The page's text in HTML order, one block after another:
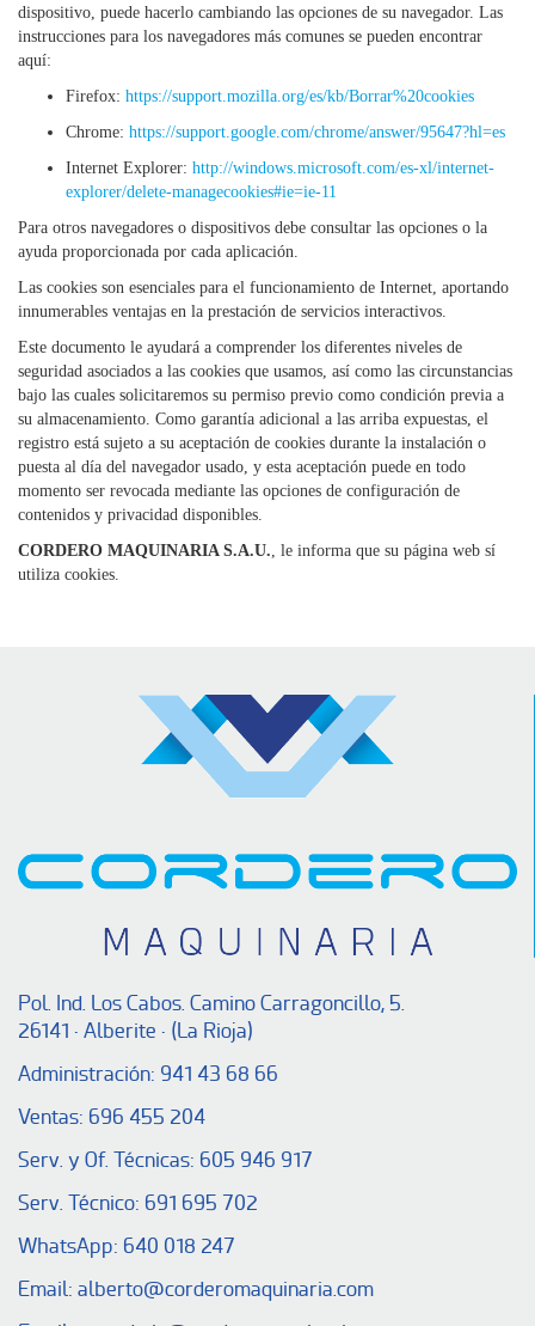
dispositivo, puede hacerlo cambiando las opciones de su navegador. Las
instrucciones para los navegadores más comunes se pueden encontrar
aquí:
Firefox: https://support.mozilla.org/es/kb/Borrar%20cookies
Chrome: https://support.google.com/chrome/answer/95647?hl=es
Internet Explorer: http://windows.microsoft.com/es-xl/internet-
explorer/delete-managecookies#ie=ie-11
Para otros navegadores o dispositivos debe consultar las opciones o la
ayuda proporcionada por cada aplicación.
Las cookies son esenciales para el funcionamiento de Internet, aportando
innumerables ventajas en la prestación de servicios interactivos.
Este documento le ayudará a comprender los diferentes niveles de
seguridad asociados a las cookies que usamos, así como las circunstancias
bajo las cuales solicitaremos su permiso previo como condición previa a
su almacenamiento. Como garantía adicional a las arriba expuestas, el
registro está sujeto a su aceptación de cookies durante la instalación o
puesta al día del navegador usado, y esta aceptación puede en todo
momento ser revocada mediante las opciones de configuración de
contenidos y privacidad disponibles.
CORDERO MAQUINARIA S.A.U., le informa que su página web sí
utiliza cookies.
Pol. Ind. Los Cabos. Camino Carragoncillo, 5.
26141 · Alberite · (La Rioja)
Administración: 941 43 68 66
Ventas: 696 455 204
Serv. y Of. Técnicas: 605 946 917
Serv. Técnico: 691 695 702
WhatsApp: 640 018 247
Email: alberto@corderomaquinaria.com